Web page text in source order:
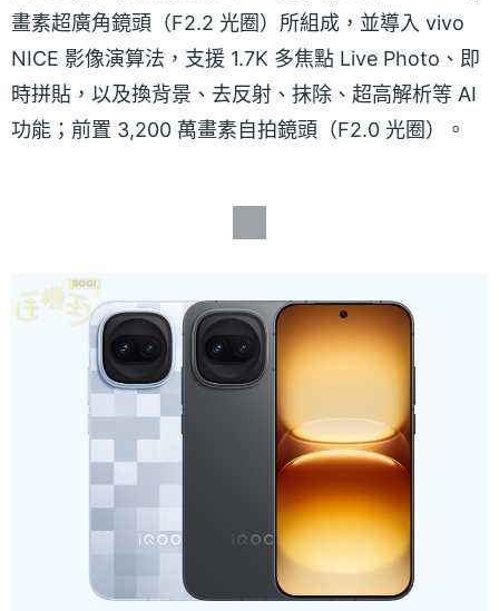
畫素超廣角鏡頭（F2.2 光圈）所組成，並導入 vivo
NICE 影像演算法，支援 1.7K 多焦點 Live Photo、即
時拼貼，以及換背景、去反射、抹除、超高解析等 AI
功能；前置 3,200 萬畫素自拍鏡頭（F2.0 光圈）。